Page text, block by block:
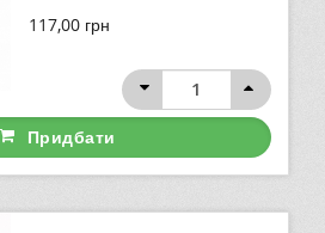
117,00 грн
Придбати